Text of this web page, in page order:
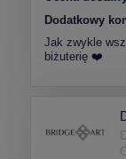
Dodatkowy
Jak zwykle
biżuterię ❤️